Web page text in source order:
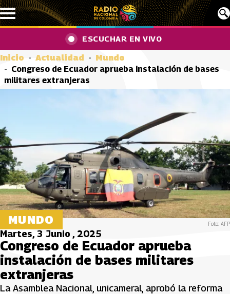
Pasar al contenido principal
ESCUCHAR EN VIVO
Inicio Actualidad
Mundo
Congreso de Ecuador aprueba instalación de bases
militares extranjeras
MUNDO Foto: AFP
Martes, 3 Junio , 2025
Congreso de Ecuador aprueba
instalación de bases militares
extranjeras
La Asamblea Nacional, unicameral, aprobó la reforma